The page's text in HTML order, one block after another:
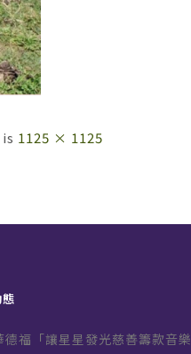
1125 × 1125
德福「讓星星發光慈善籌款音樂